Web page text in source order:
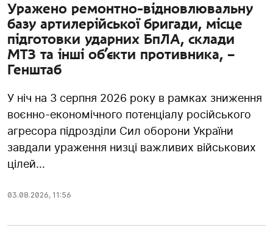
Уражено ремонтно-відновлювальну
базу артилерійської бригади, місце
підготовки ударних БпЛА, склади
МТЗ та інші об’єкти противника, –
Генштаб
У ніч на 3 серпня 2026 року в рамках зниження
воєнно-економічного потенціалу російського
агресора підрозділи Сил оборони України
завдали ураження низці важливих військових
цілей...
03.08.2026, 11:56